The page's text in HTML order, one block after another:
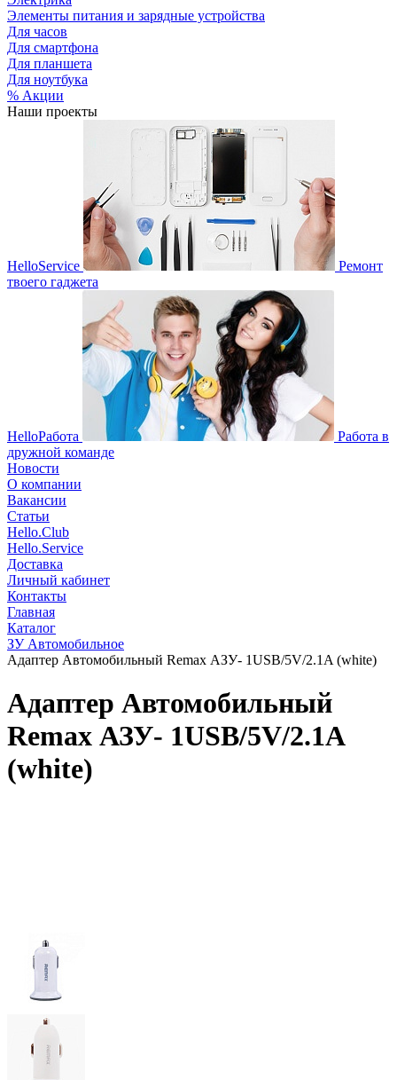
Элементы питания и зарядные устройства
Для часов
Для смартфона
Для планшета
Для ноутбука
% Акции
Наши проекты
HelloService
Ремонт
твоего гаджета
HelloРабота
Работа в
дружной команде
Новости
О компании
Вакансии
Статьи
Hello.Club
Hello.Service
Доставка
Личный кабинет
Контакты
Главная
Каталог
ЗУ Автомобильное
Адаптер Автомобильный Remax АЗУ- 1USB/5V/2.1A (white)
Адаптер Автомобильный
Remax АЗУ- 1USB/5V/2.1A
(white)